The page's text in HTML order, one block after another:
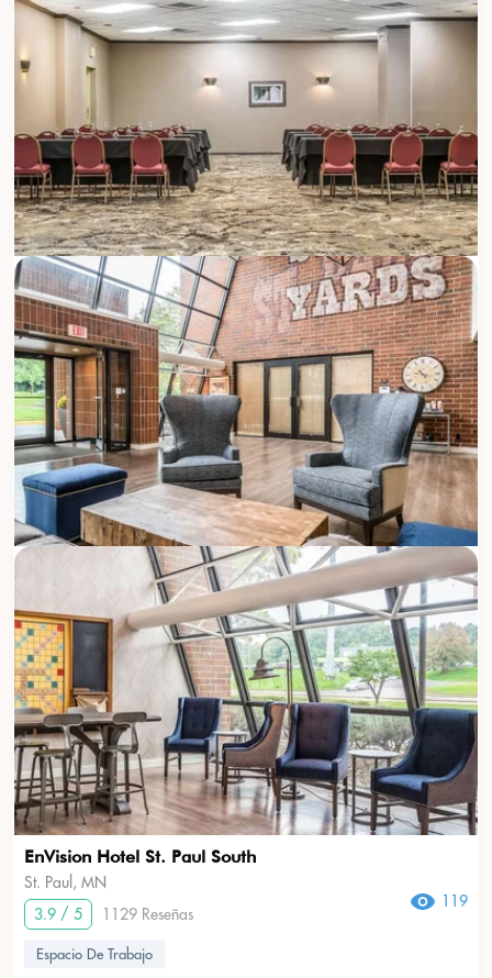
EnVision Hotel St. Paul South
St. Paul, MN
3.9 / 5
1129 Reseñas
119
Espacio De Trabajo